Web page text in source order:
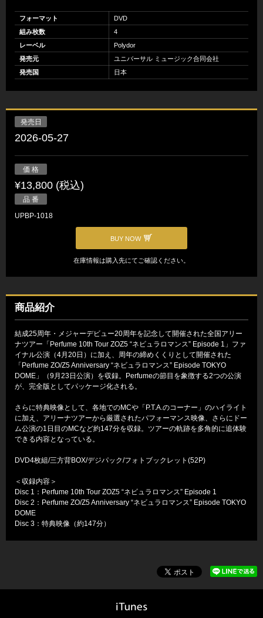
フォーマット
DVD
組み枚数
4
レーベル
Polydor
発売元
ユニバーサル ミュージック合同会社
発売国
日本
発売日
2026-05-27
価 格
¥13,800 (税込)
品 番
UPBP-1018
BUY NOW
在庫情報は購入先にてご確認ください。
商品紹介
結成25周年・メジャーデビュー20周年を記念して開催された全国アリー
ナツアー「Perfume 10th Tour ZOZ5 “ネビュラロマンス” Episode 1」ファ
イナル公演（4月20日）に加え、周年の締めくくりとして開催された
「Perfume ZO/Z5 Anniversary “ネビュラロマンス” Episode TOKYO
DOME」（9月23日公演）を収録。Perfumeの節目を象徴する2つの公演
が、完全版としてパッケージ化される。
さらに特典映像として、各地でのMCや「P.T.A.のコーナー」のハイライト
に加え、アリーナツアーから厳選されたパフォーマンス映像、さらにドー
ム公演の1日目のMCなど約147分を収録。ツアーの軌跡を多角的に追体験
できる内容となっている。
DVD4枚組/三方背BOX/デジパック/フォトブックレット(52P)
＜収録内容＞
Disc 1：Perfume 10th Tour ZOZ5 “ネビュラロマンス” Episode 1
Disc 2：Perfume ZO/Z5 Anniversary “ネビュラロマンス” Episode TOKYO
DOME
Disc 3：特典映像（約147分）